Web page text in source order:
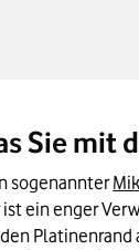
Sie
sogenannter
ein enger